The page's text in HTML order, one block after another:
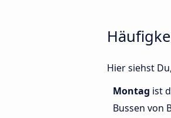
Hier siehst
Montag ist
Bussen von